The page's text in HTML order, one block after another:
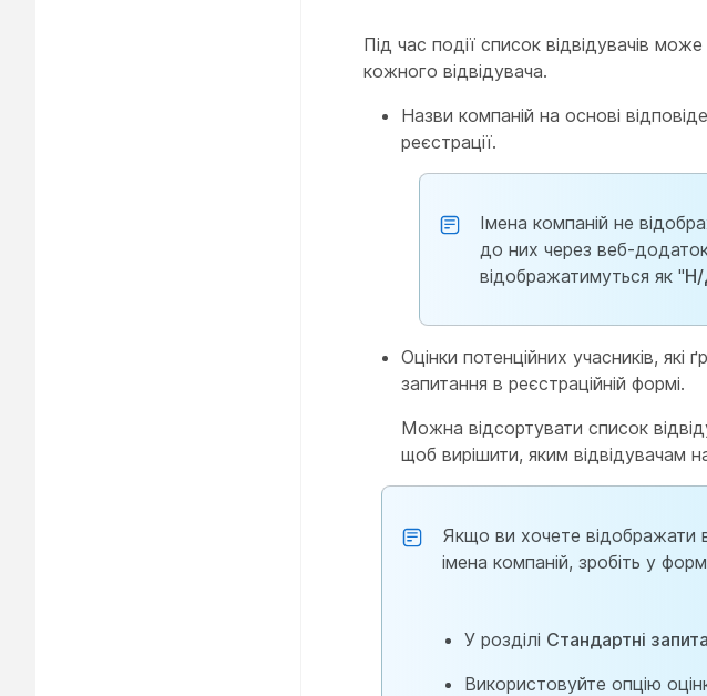
Під час події список відвідувачів
кожного відвідувача.
Назви компаній на основі
реєстрації.
Імена компаній не
до них через веб-
відображатимуться як "
Оцінки потенційних учасників, які
запитання в реєстраційній формі.
Можна відсортувати список
щоб вирішити, яким відвідувачам
Якщо ви хочете відображати в
імена компаній, зробіть у
У розділі Стандартні
Використовуйте опцію